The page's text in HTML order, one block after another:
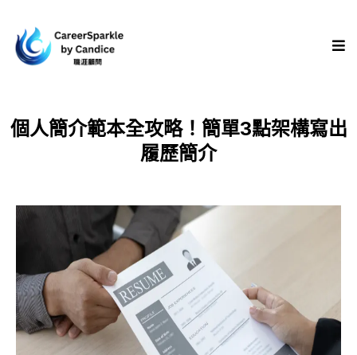
個人簡介範本全攻略！簡單3點架構寫出
履歷簡介